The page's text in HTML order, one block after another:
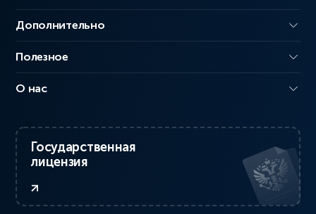
Дополнительно
Полезное
О нас
Государственная
лицензия